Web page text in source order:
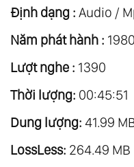
22.Mười Năm -
23.Kojiki
25. Trời Và Đất -
26.Một Buổi Tối
Evening
27.Hòa Bình Trên
Định dạng : Audio /
Năm phát hành : 1980
Lượt nghe : 1390
Thời lượng: 00:45:51
Dung lượng: 41.99
LossLess: 264.49 MB